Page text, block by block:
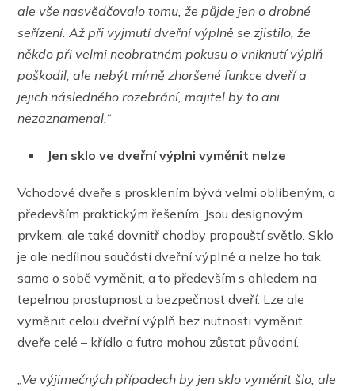
ale vše nasvědčovalo tomu, že půjde jen o drobné
seřízení. Až při vyjmutí dveřní výplně se zjistilo, že
někdo při velmi neobratném pokusu o vniknutí výplň
poškodil, ale nebýt mírně zhoršené funkce dveří a
jejich následného rozebrání, majitel by to ani
nezaznamenal.“
Jen sklo ve dveřní výplni vyměnit nelze
Vchodové dveře s prosklením bývá velmi oblíbeným, a
především praktickým řešením. Jsou designovým
prvkem, ale také dovnitř chodby propouští světlo. Sklo
je ale nedílnou součástí dveřní výplně a nelze ho tak
samo o sobě vyměnit, a to především s ohledem na
tepelnou prostupnost a bezpečnost dveří. Lze ale
vyměnit celou dveřní výplň bez nutnosti vyměnit
dveře celé – křídlo a futro mohou zůstat původní.
„Ve výjimečných případech by jen sklo vyměnit šlo,ale